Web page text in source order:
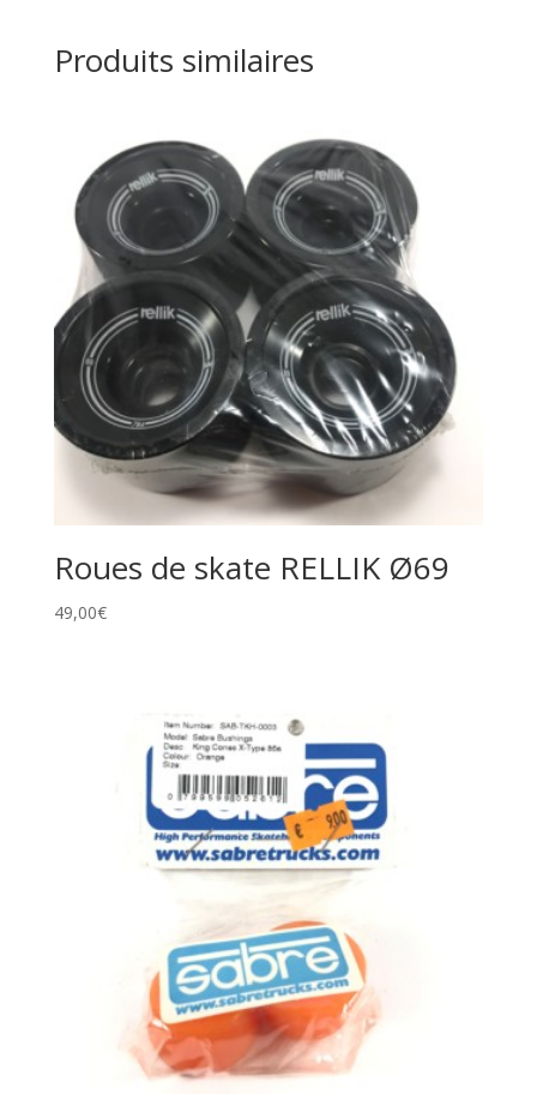
Produits similaires
Roues de skate RELLIK Ø69
49,00€